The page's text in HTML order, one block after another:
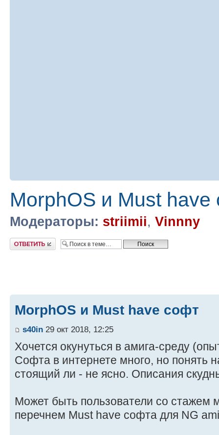
MorphOS и Must have
Модераторы: striimii, Vinnny
Ответить
MorphOS и Must have софт
s40in 29 окт 2018, 12:25
Хочется окунуться в амига-среду
Софта в интернете много, но понять
стоящий ли - не ясно. Описания
Может быть пользователи со стажем
перечнем Must have софта для NG